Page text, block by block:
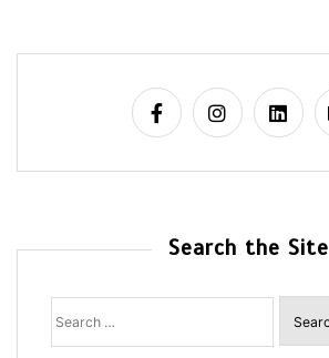
Search the Site
Search
for: